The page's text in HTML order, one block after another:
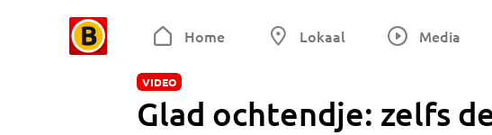
Home Lokaal Media
VIDEO
Glad ochtendje: zelfs